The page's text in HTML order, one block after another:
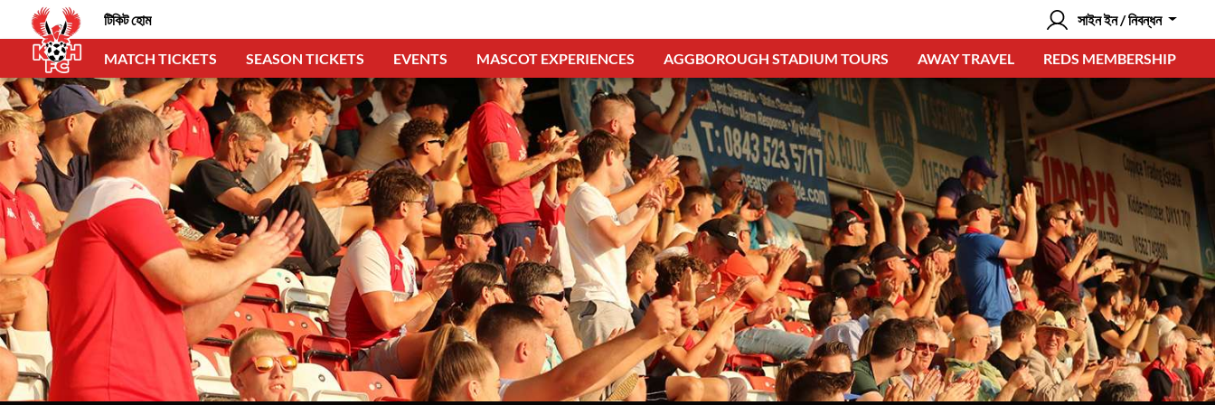
টিকিট হোম সাইন ইন / নিবন্ধন
MATCH TICKETS SEASON TICKETS EVENTS MASCOT EXPERIENCES AGGBOROUGH STADIUM TOURS AWAY TRAVEL REDS MEMBERSHIP